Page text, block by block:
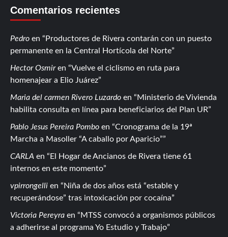
Comentarios recientes
Pedro en
Productores de Rivera contarán con un puesto
permanente en la Central Hortícola del Norte
Hector Osmiren
Vuelve el ciclismo en ruta para
homenajear a Elio Juárez
Maria del carmen Rivero Luzardo en
Ministerio de Vivienda
habilita consulta en línea para beneficiarios del Plan UR
Pablo Jesus Pereira Pombo en
Cronograma de la 19ª
Marcha a Masoller “A caballo por Aparicio”
CARLA en
El Hogar de Ancianos de Rivera tiene 61
internos en este momento
vpirrongelli en
Niña de dos años está “estable y
recuperándose” tras intoxicación por cocaína
Victoria Pereyra en
MTSS convocó a organismos públicos
a adherirse al programa Yo Estudio y Trabajo